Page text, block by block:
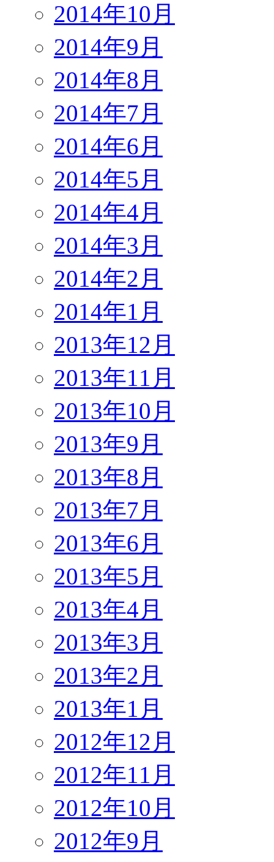
2014年10月
2014年9月
2014年8月
2014年7月
2014年6月
2014年5月
2014年4月
2014年3月
2014年2月
2014年1月
2013年12月
2013年11月
2013年10月
2013年9月
2013年8月
2013年7月
2013年6月
2013年5月
2013年4月
2013年3月
2013年2月
2013年1月
2012年12月
2012年11月
2012年10月
2012年9月